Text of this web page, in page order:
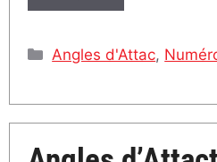
Catégories
Angles d'Attac,